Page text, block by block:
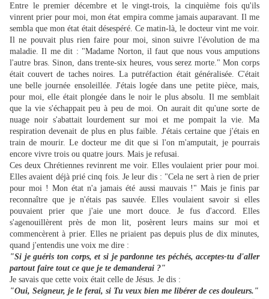
Entre le premier décembre et le vingt-trois, la cinquième fois qu'ils
vinrent prier pour moi, mon état empira comme jamais auparavant. Il me
sembla que mon état était désespéré. Ce matin-là, le docteur vint me voir.
Il ne pouvait plus rien faire pour moi, sinon suivre l'évolution de ma
maladie. Il me dit : "Madame Norton, il faut que nous vous amputions
l'autre bras. Sinon, dans trente-six heures, vous serez morte." Mon corps
était couvert de taches noires. La putréfaction était généralisée. C'était
une belle journée ensoleillée. J'étais logée dans une petite pièce, mais,
pour moi, elle était plongée dans le noir le plus absolu. Il me semblait
que la vie s'échappait peu à peu de moi. On aurait dit qu'une sorte de
nuage noir s'abattait lourdement sur moi et me pompait la vie. Ma
respiration devenait de plus en plus faible. J'étais certaine que j'étais en
train de mourir. Le docteur me dit que si l'on m'amputait, je pourrais
encore vivre trois ou quatre jours. Mais je refusai.
Ces deux Chrétiennes revinrent me voir. Elles voulaient prier pour moi.
Elles avaient déjà prié cinq fois. Je leur dis : "Cela ne sert à rien de prier
pour moi ! Mon état n'a jamais été aussi mauvais !" Mais je finis par
reconnaître que je n'étais pas sauvée. Elles voulaient savoir si elles
pouvaient prier que j'aie une mort douce. Je fus d'accord. Elles
s'agenouillèrent près de mon lit, posèrent leurs mains sur moi et
commencèrent à prier. Elles ne priaient pas depuis plus de dix minutes,
quand j'entendis une voix me dire :
"Si je guéris ton corps, et si je pardonne tes péchés, acceptes-tu d'aller
partout faire tout ce que je te demanderai ?"
Je savais que cette voix était celle de Jésus. Je dis :
"Oui, Seigneur, je le ferai, si Tu veux bien me libérer de ces douleurs."